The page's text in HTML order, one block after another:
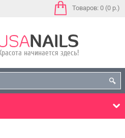
Товаров: 0 (0 р.)